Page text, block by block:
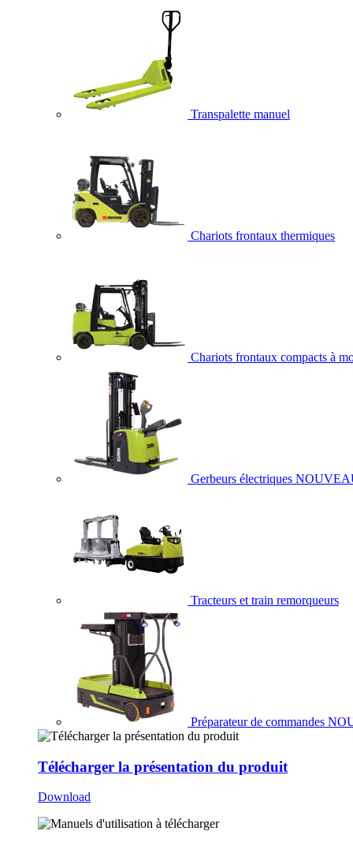
Transpalette manuel
Chariots frontaux thermiques
Chariots frontaux compacts à
Gerbeurs électriques
Tracteurs et train remorqueurs
Préparateur de commandes
Télécharger la présentation du produit
Download